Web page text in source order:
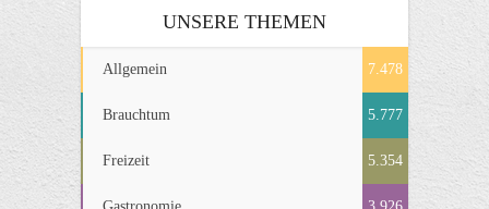
UNSERE THEMEN
Allgemein 7.478
Brauchtum 5.777
Freizeit 5.354